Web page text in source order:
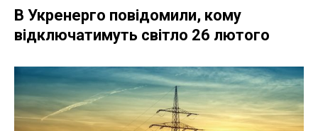
В Укренерго повідомили, кому
відключатимуть світло 26 лютого